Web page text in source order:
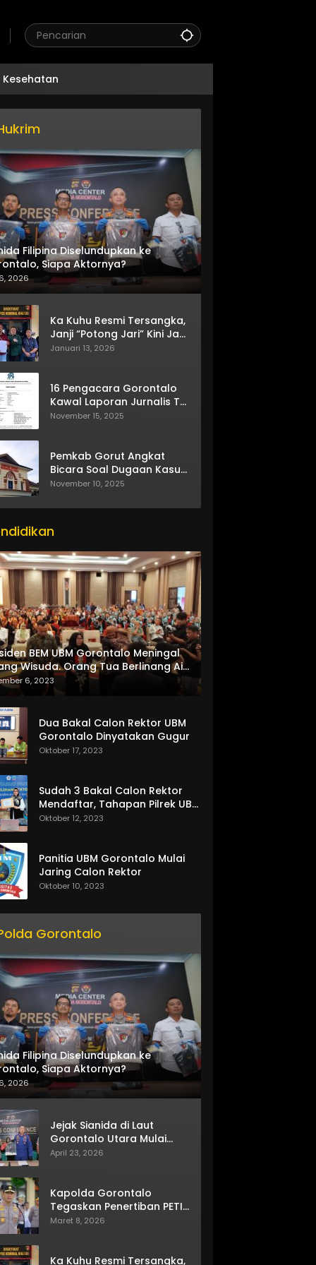
Kesehatan
Filipina Diselundupkan ke
Siapa Aktornya?
2026
Ka Kuhu Resmi Tersangka,
Janji “Potong Jari” Kini Jadi
Bumerang
Januari 13, 2026
16 Pengacara Gorontalo
Kawal Laporan Jurnalis TV
One
November 15, 2025
Pemkab Gorut Angkat
Bicara Soal Dugaan Kasus
Asusila Oknum ASN
November 10, 2025
BEM UBM Gorontalo Meningal
Wisuda. Orang Tua Berlinang Air
Menerima SKL dan Pemasangan
6, 2023
Dua Bakal Calon Rektor UBM
Gorontalo Dinyatakan Gugur
Oktober 17, 2023
Sudah 3 Bakal Calon Rektor
Mendaftar, Tahapan Pilrek UBM
Gorontalo Makin Seru
Oktober 12, 2023
Panitia UBM Gorontalo Mulai
Jaring Calon Rektor
Oktober 10, 2023
Gorontalo
Filipina Diselundupkan ke
Siapa Aktornya?
2026
Jejak Sianida di Laut
Gorontalo Utara Mulai
Terkuak
April 23, 2026
Kapolda Gorontalo
Tegaskan Penertiban PETI
Terus Berjalan
Maret 8, 2026
Ka Kuhu Resmi Tersangka,